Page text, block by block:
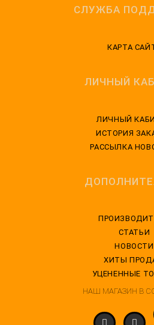
СЛУЖБА
КАРТА
ЛИЧНЫЙ
ЛИЧНЫЙ
ИСТОРИЯ
РАССЫЛКА
СТАТЬИ
НОВОСТИ
ХИТЫ
УЦЕНЕННЫЕ
НАШ МАГАЗИН В